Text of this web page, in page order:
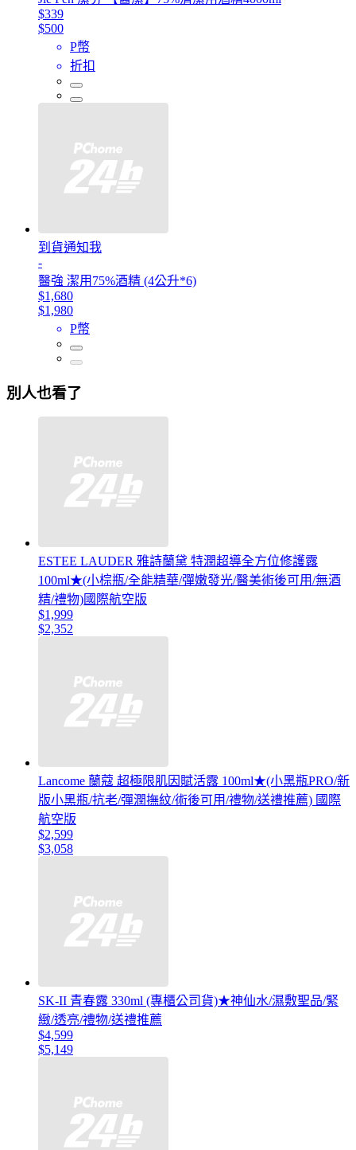
$339
$500
P幣
折扣
到貨通知我
-
醫強 潔用75%酒精 (4公升*6)
$1,680
$1,980
P幣
別人也看了
ESTEE LAUDER 雅詩蘭黛 特潤超導全方位修護露
100ml★(小棕瓶/全能精華/彈嫩發光/醫美術後可用/無酒
精/禮物)國際航空版
$1,999
$2,352
Lancome 蘭蔻 超極限肌因賦活露 100ml★(小黑瓶PRO/新
版小黑瓶/抗老/彈潤撫紋/術後可用/禮物/送禮推薦) 國際
航空版
$2,599
$3,058
SK-II 青春露 330ml (專櫃公司貨)★神仙水/濕敷聖品/緊
緻/透亮/禮物/送禮推薦
$4,599
$5,149